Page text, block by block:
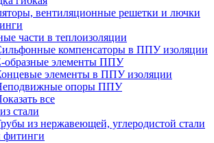
вентиляционные решетки и лючки
части в теплоизоляции
компенсаторы в ППУ изоляции
образные элементы ППУ
элементы в ППУ изоляции
опоры ППУ
все
стали
из нержавеющей, углеродистой стали
фитинги